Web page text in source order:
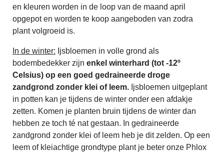
en kleuren worden in de loop van de maand april
opgepot en worden te koop aangeboden van zodra
plant volgroeid is.
In de winter: Ijsbloemen in volle grond als
bodembedekker zijn enkel winterhard (tot -12º
Celsius) op een goed gedraineerde droge
zandgrond zonder klei of leem. Ijsbloemen uitgeplant
in potten kan je tijdens de winter onder een afdakje
zetten. Komen je planten bruin tijdens de winter dan
hebben ze toch té nat gestaan. In gedraineerde
zandgrond zonder klei of leem heb je dit zelden. Op een
leem of kleiachtige grondtype plant je beter onze Phlox